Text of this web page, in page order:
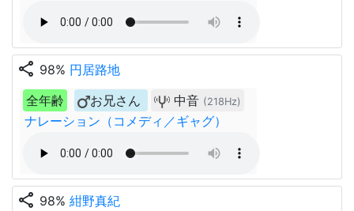
share 98% 円居路地
全年齢
お兄さん 中音 (218Hz)
ナレーション（コメディ／ギャグ）
share 98% 紺野真紀